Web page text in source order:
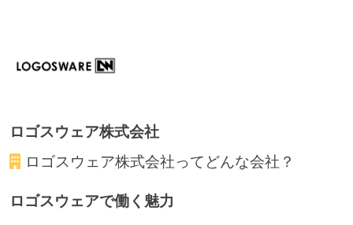
ロゴスウェア株式会社
ロゴスウェア株式会社ってどんな会社？
ロゴスウェアで働く魅力